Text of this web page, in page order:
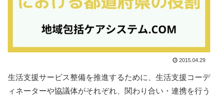
2015.04.29
生活支援サービス整備を推進するために、生活支援コーデ
ィネーターや協議体がそれぞれ、関わり合い・連携を行う